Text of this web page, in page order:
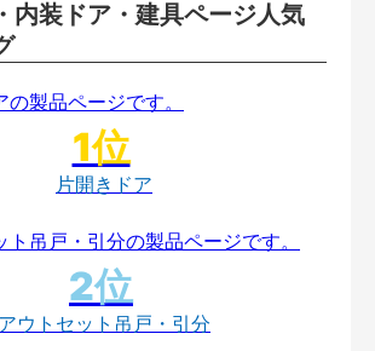
内装ドア・建具ページ人気
片開きドア
アウトセット吊戸・引分